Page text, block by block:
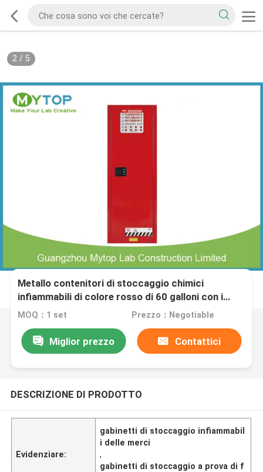
2/ 5
Metallo contenitori di stoccaggio chimici
infiammabili di colore rosso di 60 galloni con i
doppi sfiati
MOQ：1 set Prezzo：Negotiable
Miglior prezzo Contattici
DESCRIZIONE DI PRODOTTO
Evidenziare:
gabinetti di stoccaggio infiammabil
i delle merci
,
gabinetti di stoccaggio a prova di f